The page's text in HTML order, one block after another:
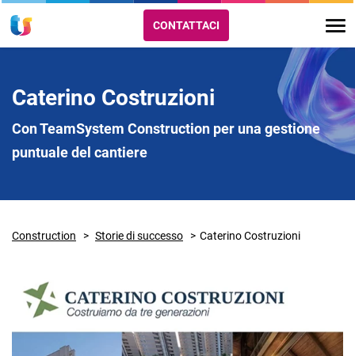
CONTATTACI
Caterino Costruzioni
Con TeamSystem Construction per una gestione
puntuale del cantiere
Construction Storie di successo Caterino Costruzioni